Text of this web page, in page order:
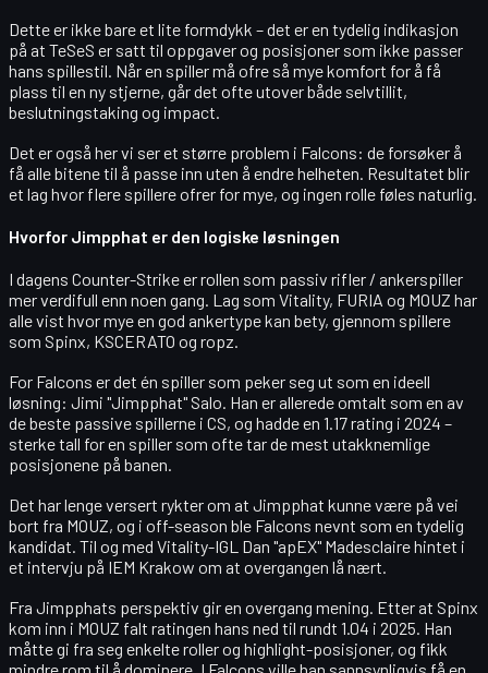
Dette er ikke bare et lite formdykk – det er en tydelig indikasjon
på at TeSeS er satt til oppgaver og posisjoner som ikke passer
hans spillestil. Når en spiller må ofre så mye komfort for å få
plass til en ny stjerne, går det ofte utover både selvtillit,
beslutningstaking og impact.
Det er også her vi ser et større problem i Falcons: de forsøker å
få alle bitene til å passe inn uten å endre helheten. Resultatet blir
et lag hvor flere spillere ofrer for mye, og ingen rolle føles naturlig.
Hvorfor Jimpphat er den logiske løsningen
I dagens Counter-Strike er rollen som passiv rifler / ankerspiller
mer verdifull enn noen gang. Lag som Vitality, FURIA og MOUZ har
alle vist hvor mye en god ankertype kan bety, gjennom spillere
som Spinx, KSCERATO og ropz.
For Falcons er det én spiller som peker seg ut som en ideell
løsning: Jimi "Jimpphat" Salo. Han er allerede omtalt som en av
de beste passive spillerne i CS, og hadde en 1.17 rating i 2024 –
sterke tall for en spiller som ofte tar de mest utakknemlige
posisjonene på banen.
Det har lenge versert rykter om at Jimpphat kunne være på vei
bort fra MOUZ, og i off-season ble Falcons nevnt som en tydelig
kandidat. Til og med Vitality-IGL Dan "apEX" Madesclairehintet i
et intervju på IEM Krakow om at overgangen lå nært.
Fra Jimpphats perspektiv gir en overgang mening. Etter at Spinx
kom inn i MOUZ falt ratingen hans ned til rundt 1.04 i 2025. Han
måtte gi fra seg enkelte roller og highlight-posisjoner, og fikk